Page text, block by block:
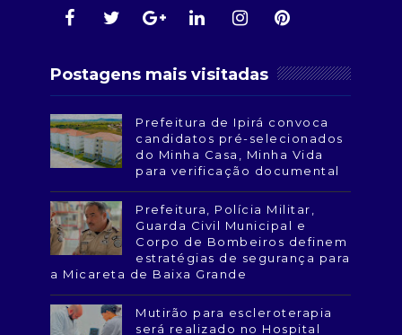
Postagens mais visitadas
Prefeitura de Ipirá convoca
candidatos pré-selecionados
do Minha Casa, Minha Vida
para verificação documental
Prefeitura, Polícia Militar,
Guarda Civil Municipal e
Corpo de Bombeiros definem
estratégias de segurança para
a Micareta de Baixa Grande
Mutirão para escleroterapia
será realizado no Hospital